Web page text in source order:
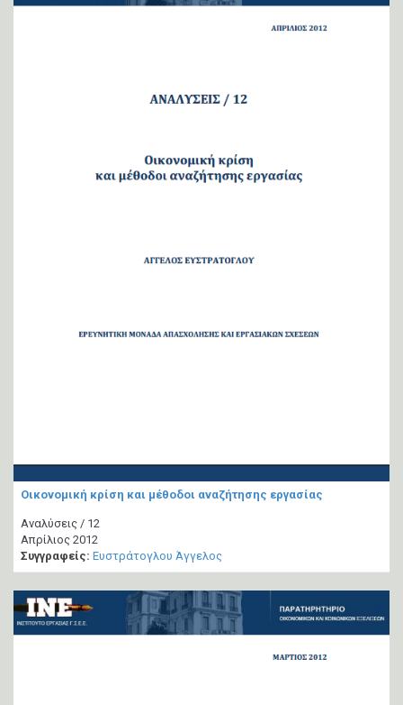
Οικονομική κρίση και μέθοδοι αναζήτησης εργασίας
Αναλύσεις / 12
Απρίλιος 2012
Συγγραφείς: Ευστράτογλου Άγγελος